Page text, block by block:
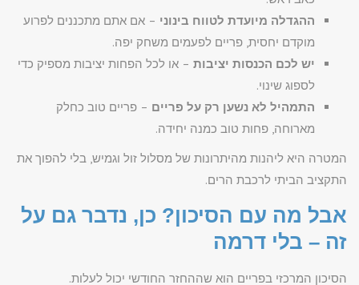
ההגדלה מיועדת לטווח בינוני – אם אתם מתכננים לפרוע
מוקדם יחסית, פריים לפעמים משחק יפה.
יש לכם הכנסות יציבות – או לכל הפחות יציבות מספיק כדי
לספוג שינוי.
התמהיל לא נשען רק על פריים – פריים טוב כחלק
מארוחה, פחות טוב כמנה יחידה.
המטרה היא ליהנות מהיתרונות של מסלול זול וגמיש, בלי להפוך את
התקציב הביתי לרכבת הרים.
אבל מה עם הסיכון? כן, נדבר גם על
זה – בלי דרמה
הסיכון המרכזי בפריים הוא שההחזר החודשי יכול לעלות.